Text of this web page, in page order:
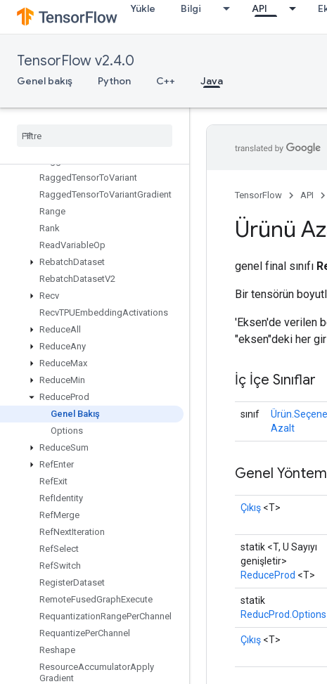
Yükle Bilgi API
TensorFlow v2.4.0
Genel bakış Python C++ Java
QuantizedMatMulWithBiasAndRequantize
QuantizedReshape
RaggedCountSparseOutput
RaggedCross
RaggedRange
RaggedTensorToVariant
RaggedTensorToVariantGradient
Range
Rank
ReadVariableOp
RebatchDataset
RebatchDatasetV2
Recv
RecvTPUEmbeddingActivations
ReduceAll
ReduceAny
ReduceMax
ReduceMin
ReduceProd
Genel Bakış
Options
ReduceSum
RefEnter
RefExit
RefIdentity
RefMerge
RefNextIteration
RefSelect
RefSwitch
RegisterDataset
RemoteFusedGraphExecute
RequantizationRangePerChannel
RequantizePerChannel
Reshape
ResourceAccumulatorApply
Gradient
TensorFlow API
Ürünü
genel final sınıfı
Bir tensörün
'Eksen'de verilen
"eksen"deki her
İç İçe Sınıflar
sınıf
Azalt
Genel
Çıkış <T>
statik <T, U Sayıyı
genişletir>
ReduceProd <T>
statik
ReducProd.Options
Çıkış <T>